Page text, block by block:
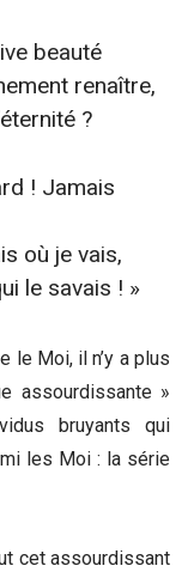
beauté
renaître,
?
! Jamais
où je vais,
le savais ! »
le Moi, il n’y a plus
assourdissante »
bruyants qui
les Moi : la série
cet assourdissant